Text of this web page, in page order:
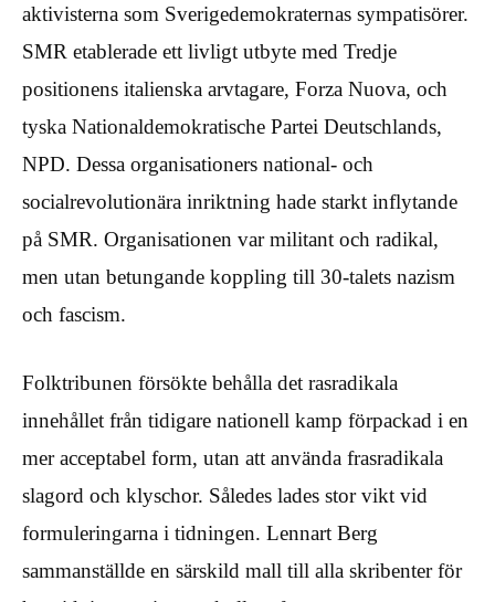
aktivisterna som Sverigedemokraternas sympatisörer.
SMR etablerade ett livligt utbyte med Tredje
positionens italienska arvtagare, Forza Nuova, och
tyska Nationaldemokratische Partei Deutschlands,
NPD. Dessa organisationers national- och
socialrevolutionära inriktning hade starkt inflytande
på SMR. Organisationen var militant och radikal,
men utan betungande koppling till 30-talets nazism
och fascism.
Folktribunen försökte behålla det rasradikala
innehållet från tidigare nationell kamp förpackad i en
mer acceptabel form, utan att använda frasradikala
slagord och klyschor. Således lades stor vikt vid
formuleringarna i tidningen. Lennart Berg
sammanställde en särskild mall till alla skribenter för